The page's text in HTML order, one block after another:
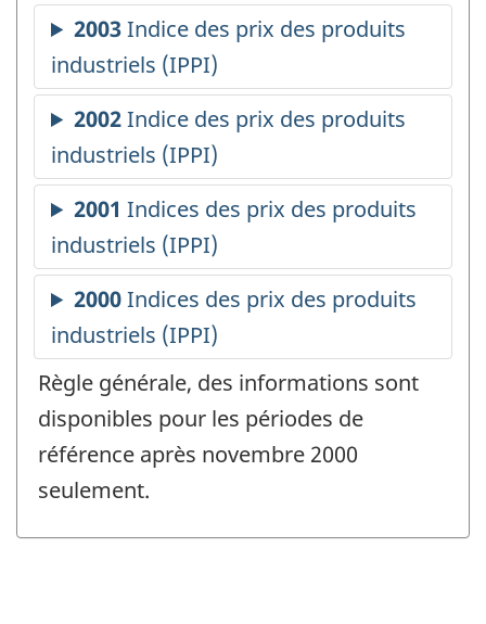
Règle générale, des informations sont
disponibles pour les périodes de
référence après novembre 2000
seulement.